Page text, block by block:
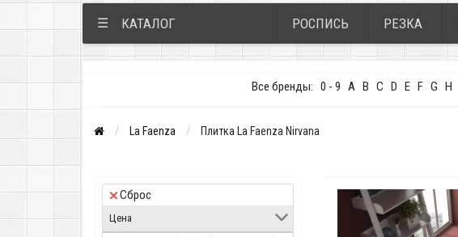
☰ КАТАЛОГ РОСПИСЬ РЕЗКА
Все бренды: 0 - 9 A B C D E F G H
La Faenza Плитка La Faenza Nirvana
Сброс
Цена